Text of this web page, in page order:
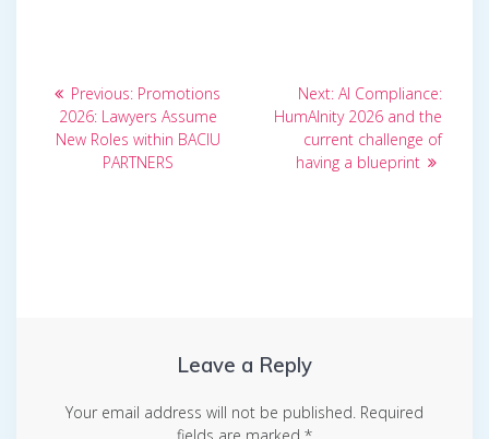
Post
navigation
Previous: Previous
post:
Promotions
2026: Lawyers Assume
New Roles within BACIU
PARTNERS
Next: Next
post:
AI Compliance:
HumAInity 2026 and the
current challenge of
having a blueprint
Leave a Reply
Your email address will not be published. Required